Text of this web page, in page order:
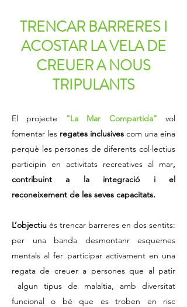
TRENCAR BARRERES I
ACOSTAR LA VELA DE
CREUER A NOUS
TRIPULANTS
El projecte "La Mar Compartida" vol
fomentar les regates inclusives com una eina
perquè les persones de diferents col·lectius
participin en activitats recreatives al mar,
contribuint a la integració i el
reconeixement de les seves capacitats.
L’objectiu és trencar barreres en dos sentits:
per una banda desmontanr esquemes
mentals al fer participar activament en una
regata de creuer a persones que al patir
algun tipus de malaltia, amb diversitat
funcional o bé que es troben en risc